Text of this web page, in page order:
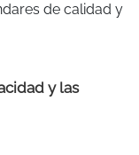
de calidad y
y las